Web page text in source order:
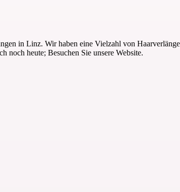
in Linz. Wir haben eine Vielzahl von
noch heute; Besuchen Sie unsere Website.